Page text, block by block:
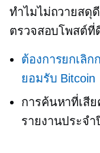
ทำไมไม่ถวายสดุ
ตรวจสอบโพสต์ที่
ต้องการยกเลิก
ยอมรับ Bitcoin
การค้นหาที่เสี
รายงานประจำ